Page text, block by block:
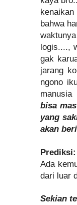
bahwa
logis....,
gak
jarang
ngono
bisa
yang
akan
Prediksi:
Ada
dari luar
Sekian